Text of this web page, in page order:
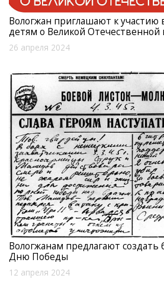
Вологжан приглашают к участию
детям о Великой Отечественной
26 апреля 2024
Вологжанам предлагают создать
Дню Победы
12 апреля 2024